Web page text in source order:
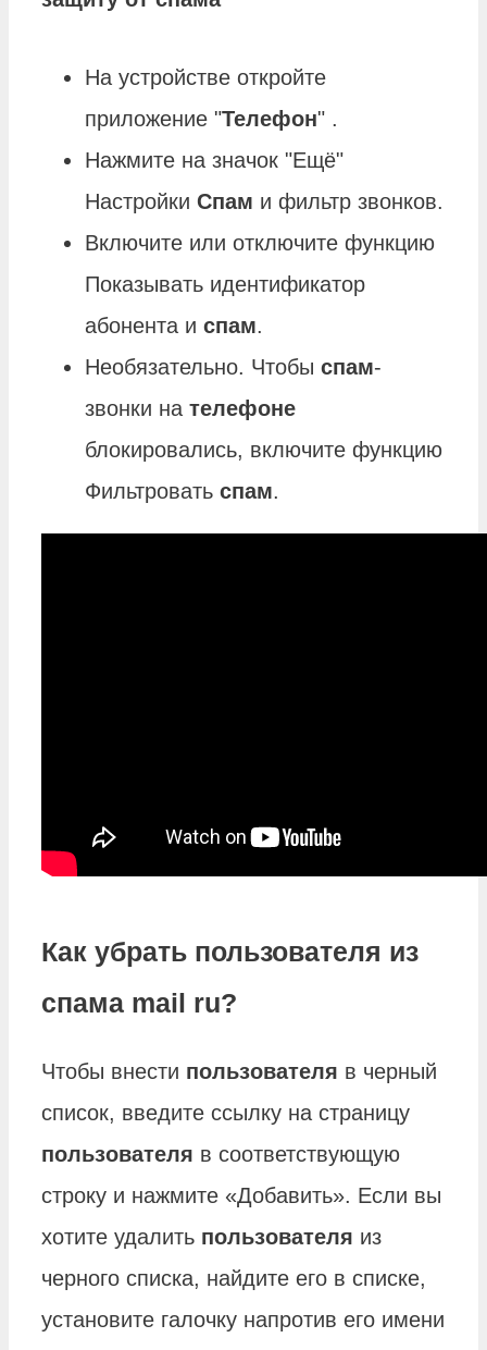
На устройстве откройте
приложение "Телефон" .
Нажмите на значок "Ещё"
Настройки Спам и фильтр звонков.
Включите или отключите функцию
Показывать идентификатор
абонента и спам.
Необязательно. Чтобы спам-
звонки на телефоне
блокировались, включите функцию
Фильтровать спам.
Как убрать пользователя из
спама mail ru?
Чтобы внести пользователя в черный
список, введите ссылку на страницу
пользователя в соответствующую
строку и нажмите «Добавить». Если вы
хотите удалить пользователя из
черного списка, найдите его в списке,
установите галочку напротив его имени